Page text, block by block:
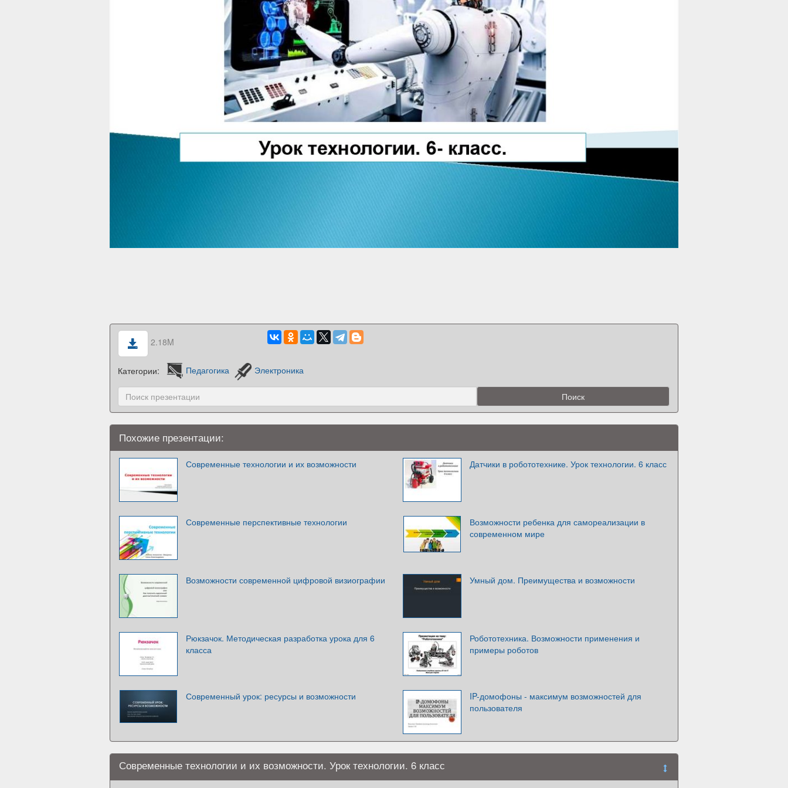
2.18M
Категории: Педагогика Электроника
Похожие презентации:
Современные технологии и их возможности Датчики в робототехнике. Урок технологии. 6 класс
Современные перспективные технологии
Возможности ребенка для самореализации в
современном мире
Возможности современной цифровой визиографии Умный дом. Преимущества и возможности
Рюкзачок. Методическая разработка урока для 6
класса
Робототехника. Возможности применения и
примеры роботов
Современный урок: ресурсы и возможности
IP-домофоны - максимум возможностей для
пользователя
Современные технологии и их возможности. Урок технологии. 6 класс